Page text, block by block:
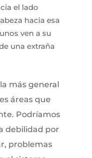
el lado
hacia esa
ven a su
una extraña
más general
áreas que
Podríamos
debilidad por
problemas